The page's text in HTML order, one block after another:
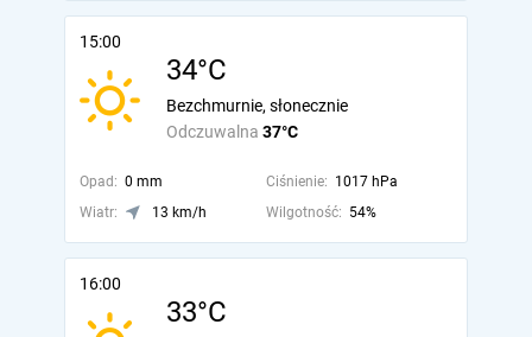
15:00
34°C
Odczuwalna 37°C
Bezchmurnie, słonecznie
Opad: 0 mm Ciśnienie: 1017 hPa
Wiatr:
13 km/h Wilgotność: 54%
16:00
33°C